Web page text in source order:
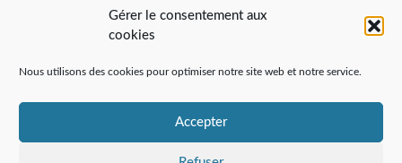
Gérer le consentement aux
cookies
Nous utilisons des cookies pour optimiser notre site web et notre service.
Accepter